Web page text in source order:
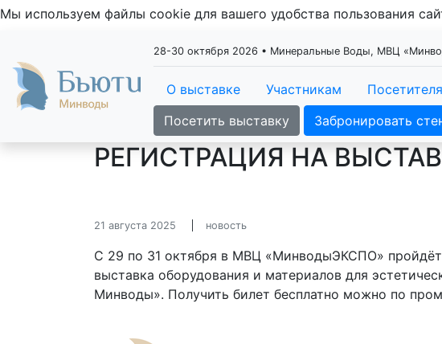
Мы используем файлы cookie для вашего удобства пользования
28-30 октября 2026 • Минеральные Воды, МВЦ
О выставке Участникам
Посетить выставку
Забронировать
РЕГИСТРАЦИЯ НА
21 августа 2025 новость
С 29 по 31 октября в МВЦ «МинводыЭКСПО» пройдёт
выставка оборудования и материалов для
Минводы». Получить билет бесплатно можно по